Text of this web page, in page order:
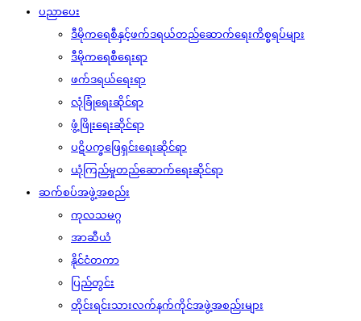
ပညာပေး
ဒီမိုကရေစီနှင့်ဖက်ဒရယ်တည်ဆောက်‌ရေးကိစ္စရပ်များ
ဒီမိုကရေစီရေးရာ
ဖက်ဒရယ်ရေးရာ
လုံခြုံရေးဆိုင်ရာ
ဖွံ့ဖြိုးရေးဆိုင်ရာ
ပဋိပက္ခဖြေရှင်းရေးဆိုင်ရာ
ယုံကြည်မှုတည်ဆောက်ရေးဆိုင်ရာ
ဆက်စပ်အဖွဲ့အစည်း
ကုလသမဂ္ဂ
အာဆီယံ
နိုင်ငံတကာ
ပြည်တွင်း
တိုင်းရင်းသားလက်နက်ကိုင်အဖွဲ့အစည်းများ